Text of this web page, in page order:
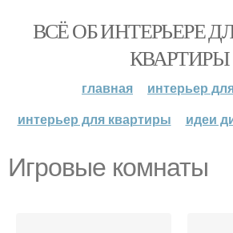
ВСЁ ОБ ИНТЕРЬЕРЕ
КВАРТИРЫ
главная
интерьер
интерьер для квартиры
идеи
Игровые комнаты